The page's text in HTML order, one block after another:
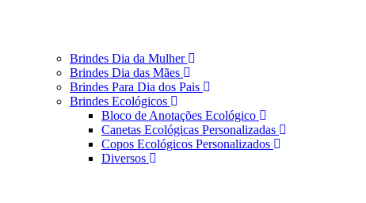
Brindes Dia da Mulher
Brindes Dia das Mães
Brindes Para Dia dos Pais
Brindes Ecológicos
Bloco de Anotações Ecológico
Canetas Ecológicas Personalizadas
Copos Ecológicos Personalizados
Diversos